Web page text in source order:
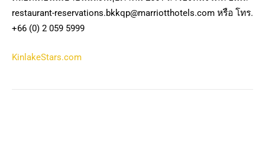
restaurant-reservations.bkkqp@marriotthotels.com หรือ โทร.
+66 (0) 2 059 5999
KinlakeStars.com